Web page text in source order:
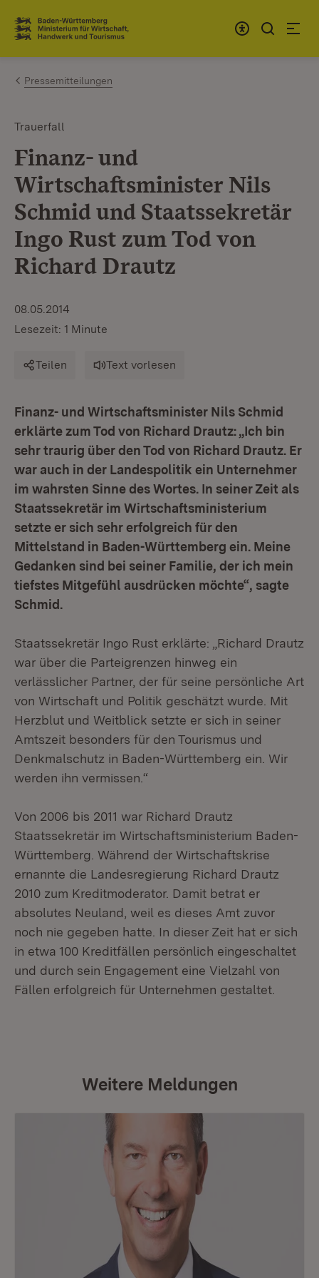
Zum Inhalt springen
Link zur Startseite
Pressemitteilungen
Trauerfall
Finanz- und
Wirtschaftsminister Nils
Schmid und Staatssekretär
Ingo Rust zum Tod von
Richard Drautz
08.05.2014
Lesezeit: 1 Minute
Teilen Text vorlesen
Finanz- und Wirtschaftsminister Nils Schmid
erklärte zum Tod von Richard Drautz: „Ich bin
sehr traurig über den Tod von Richard Drautz. Er
war auch in der Landespolitik ein Unternehmer
im wahrsten Sinne des Wortes. In seiner Zeit als
Staatssekretär im Wirtschaftsministerium
setzte er sich sehr erfolgreich für den
Mittelstand in Baden-Württemberg ein. Meine
Gedanken sind bei seiner Familie, der ich mein
tiefstes Mitgefühl ausdrücken möchte“, sagte
Schmid.
Staatssekretär Ingo Rust erklärte: „Richard Drautz
war über die Parteigrenzen hinweg ein
verlässlicher Partner, der für seine persönliche Art
von Wirtschaft und Politik geschätzt wurde. Mit
Herzblut und Weitblick setzte er sich in seiner
Amtszeit besonders für den Tourismus und
Denkmalschutz in Baden-Württemberg ein. Wir
werden ihn vermissen.“
Von 2006 bis 2011 war Richard Drautz
Staatssekretär im Wirtschaftsministerium Baden-
Württemberg. Während der Wirtschaftskrise
ernannte die Landesregierung Richard Drautz
2010 zum Kreditmoderator. Damit betrat er
absolutes Neuland, weil es dieses Amt zuvor
noch nie gegeben hatte. In dieser Zeit hat er sich
in etwa 100 Kreditfällen persönlich eingeschaltet
und durch sein Engagement eine Vielzahl von
Fällen erfolgreich für Unternehmen gestaltet.
Weitere Meldungen